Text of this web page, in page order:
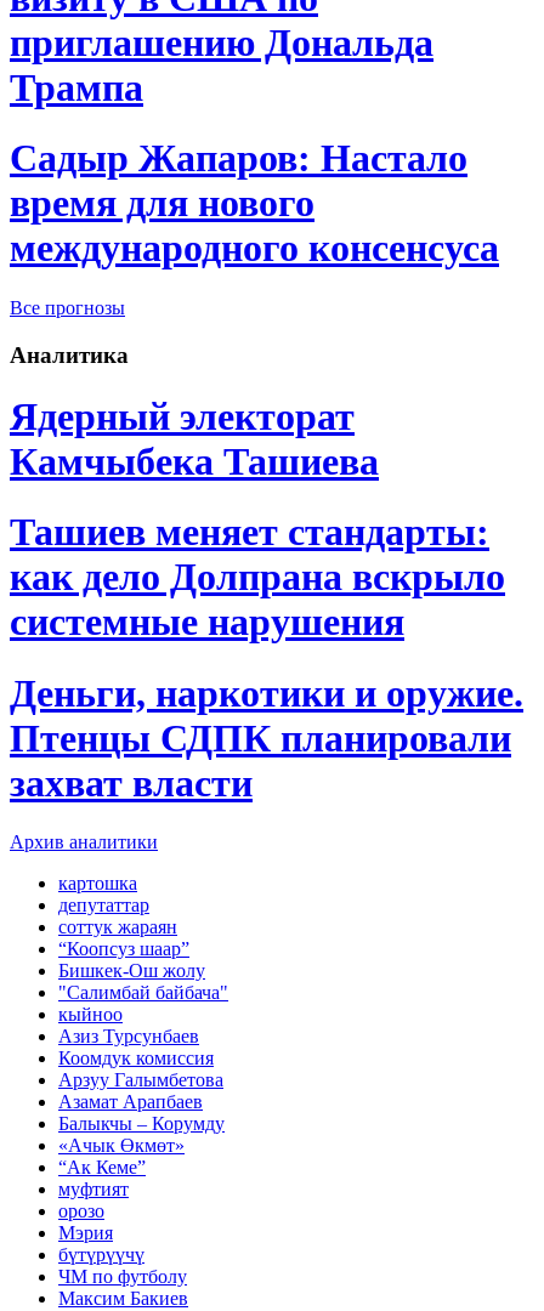
приглашению Дональда
Трампа
Садыр Жапаров: Настало
время для нового
международного консенсуса
Все прогнозы
Аналитика
Ядерный электорат
Камчыбека Ташиева
Ташиев меняет стандарты:
как дело Долпрана вскрыло
системные нарушения
Деньги, наркотики и оружие.
Птенцы СДПК планировали
захват власти
Архив аналитики
картошка
депутаттар
соттук жараян
“Коопсуз шаар”
Бишкек-Ош жолу
"Салимбай байбача"
кыйноо
Азиз Турсунбаев
Коомдук комиссия
Арзуу Галымбетова
Азамат Арапбаев
Балыкчы – Корумду
«Ачык Өкмөт»
“Ак Кеме”
муфтият
орозо
Мэрия
бүтүрүүчү
ЧМ по футболу
Максим Бакиев